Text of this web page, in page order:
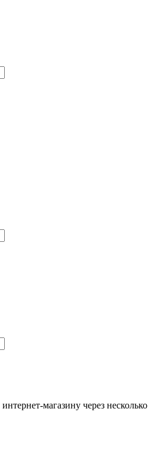
магазину через несколько